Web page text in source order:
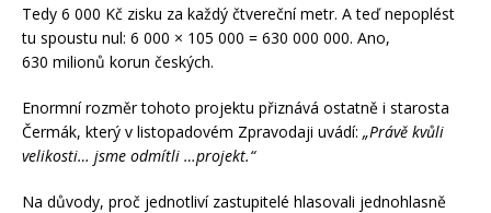
Tedy 6 000 Kč zisku za každý čtvereční metr. A teď nepoplést
tu spoustu nul: 6 000 × 105 000 = 630 000 000. Ano,
630 milionů korun českých.
Enormní rozměr tohoto projektu přiznává ostatně i starosta
Čermák, který v listopadovém Zpravodaji uvádí: „Právě kvůli
velikosti… jsme odmítli …projekt.“
Na důvody, proč jednotliví zastupitelé hlasovali jednohlasně